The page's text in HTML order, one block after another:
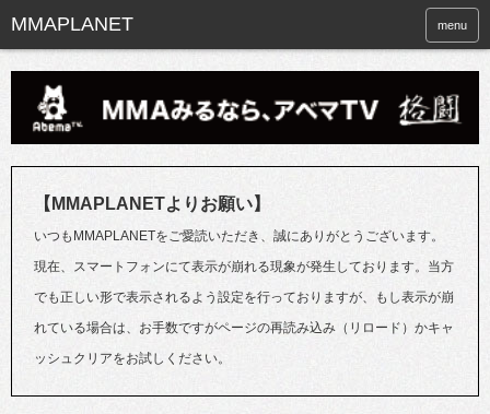
menu
【MMAPLANETよりお願い】
いつもMMAPLANETをご愛読いただき、誠にありがとうございます。
現在、スマートフォンにて表示が崩れる現象が発生しております。当方
でも正しい形で表示されるよう設定を行っておりますが、もし表示が崩
れている場合は、お手数ですがページの再読み込み（リロード）かキャ
ッシュクリアをお試しください。